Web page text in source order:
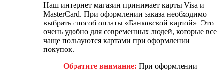
Наш интернет магазин принимает карты Visa и
MasterCard. При оформлении заказа необходимо
выбрать способ оплаты «Банковской картой». Это
очень удобно для современных людей, которые все
чаще пользуются картами при оформлении
покупок.
Обратите внимание: При оформлении